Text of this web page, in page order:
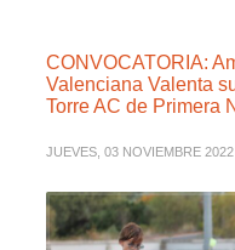
CONVOCATORIA:
Valenciana Valenta
Torre AC de Primera
JUEVES, 03 NOVIEMBRE 2022